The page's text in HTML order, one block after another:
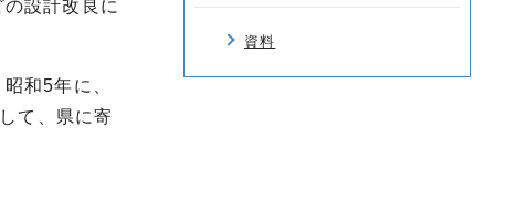
設計改良に
和5年に、
て、県に寄
資料